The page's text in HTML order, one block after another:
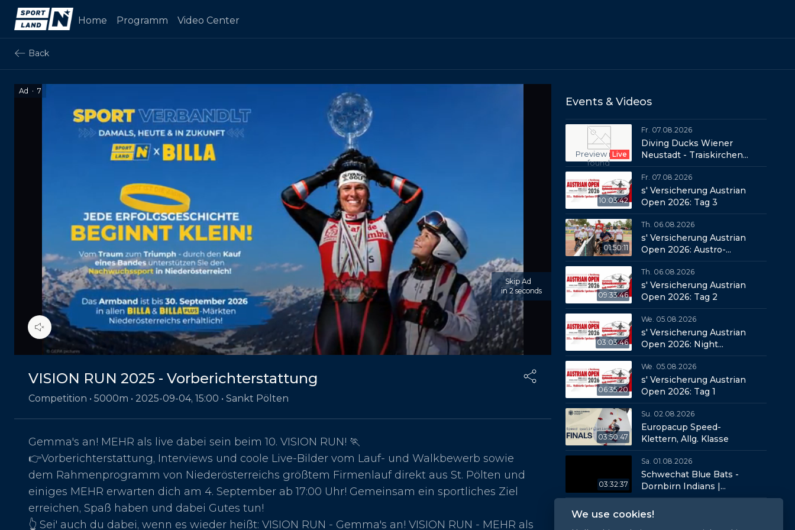
Home Programm Video Center
Back
Ad · 7
Skip Ad
in 2 seconds
00:03 / 00:10
VISION RUN 2025 - Vorberichterstattung
Competition • 5000m • 2025-09-04, 15:00 • Sankt Pölten
Gemma's an! MEHR als live dabei sein beim 10. VISION RUN! 🏃
👉Vorberichterstattung, Interviews und coole Live-Bilder vom Lauf- und Walkbewerb sowie
dem Rahmenprogramm von Niederösterreichs größtem Firmenlauf direkt aus St. Pölten und
einiges MEHR erwarten dich am 4. September ab 17:00 Uhr! Gemeinsam ein sportliches Ziel
erreichen, Spaß haben und dabei Gutes tun!
👆 Sei' auch du dabei, wenn es wieder heißt: VISION RUN - Gemma's an! VISION RUN - MEHR als
Events & Videos
Preview not
found
Live
Fr. 07.08.2026
Diving Ducks Wiener
Neustadt - Traiskirchen
Grasshoppers
10:03:42
Fr. 07.08.2026
s' Versicherung Austrian
Open 2026: Tag 3
01:50:11
Th. 06.08.2026
s' Versicherung Austrian
Open 2026: Austro-
Thriller in der Night
Session
09:33:46
Th. 06.08.2026
s' Versicherung Austrian
Open 2026: Tag 2
03:03:46
We. 05.08.2026
s' Versicherung Austrian
Open 2026: Night
Session, Tag 1
06:35:20
We. 05.08.2026
s' Versicherung Austrian
Open 2026: Tag 1
03:50:47
Su. 02.08.2026
Europacup Speed-
Klettern, Allg. Klasse
03:32:37
Sa. 01.08.2026
Schwechat Blue Bats -
Dornbirn Indians |
Game 1
Sa. 01.08.2026
We use cookies!